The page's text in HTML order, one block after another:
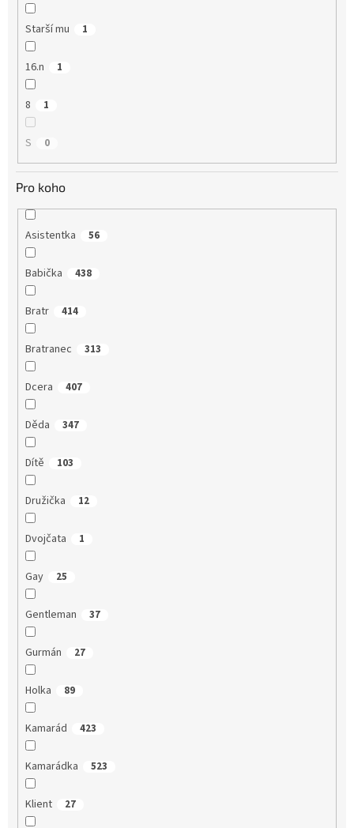
Starší mu 1
16.n 1
8 1
S 0
Pro koho
Asistentka 56
Babička 438
Bratr 414
Bratranec 313
Dcera 407
Děda 347
Dítě 103
Družička 12
Dvojčata 1
Gay 25
Gentleman 37
Gurmán 27
Holka 89
Kamarád 423
Kamarádka 523
Klient 27